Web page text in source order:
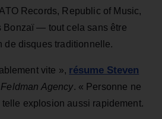
Records, Republic of Music,
Bonzaï — tout cela sans être
de disques traditionnelle.
vite », résume Steven
Agency. « Personne ne
telle explosion aussi rapidement.